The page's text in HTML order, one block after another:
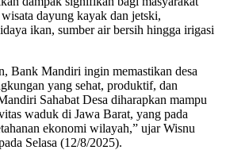
dayung kayak dan jetski,
ikan, sumber air bersih hingga irigasi
Bank Mandiri ingin memastikan desa
yang sehat, produktif, dan
Sahabat Desa diharapkan mampu
waduk di Jawa Barat, yang pada
ekonomi wilayah,” ujar Wisnu
Selasa (12/8/2025).